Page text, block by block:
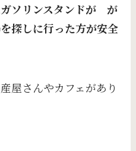
ソリンスタンドが が
探しに行った方が安全
屋さんやカフェがあり